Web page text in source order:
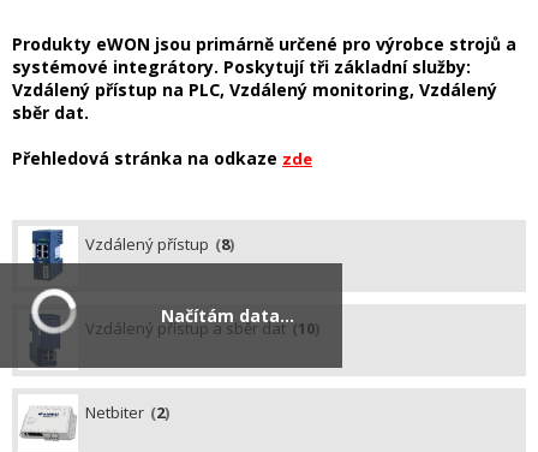
Produkty eWON jsou primárně určené pro výrobce strojů a
systémové integrátory. Poskytují tři základní služby:
Vzdálený přístup na PLC, Vzdálený monitoring, Vzdálený
sběr dat.
Přehledová stránka na odkaze zde
Vzdálený přístup 8
Vzdálený přístup a sběr dat 10
Netbiter 2
Načítám data...